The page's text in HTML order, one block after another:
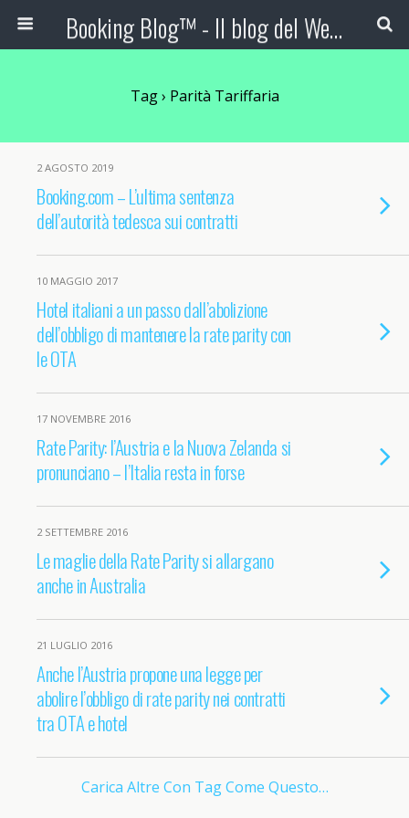
Booking Blog™ - Il blog del Web Marketing Turistico
Tag › Parità Tariffaria
2 AGOSTO 2019
Booking.com – L’ultima sentenza
dell’autorità tedesca sui contratti
10 MAGGIO 2017
Hotel italiani a un passo dall’abolizione
dell’obbligo di mantenere la rate parity con
le OTA
17 NOVEMBRE 2016
Rate Parity: l’Austria e la Nuova Zelanda si
pronunciano – l’Italia resta in forse
2 SETTEMBRE 2016
Le maglie della Rate Parity si allargano
anche in Australia
21 LUGLIO 2016
Anche l’Austria propone una legge per
abolire l’obbligo di rate parity nei contratti
tra OTA e hotel
Carica Altre Con Tag Come Questo…